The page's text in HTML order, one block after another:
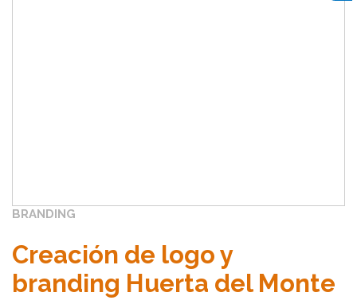
BRANDING
Creación de logo y
branding Huerta del Monte